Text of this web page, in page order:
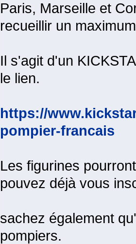
Paris, Marseille et
recueillir un
Il s'agit d'un
le lien.
https://
pompier-francais
Les figurines
pouvez déjà vous
sachez également
pompiers.